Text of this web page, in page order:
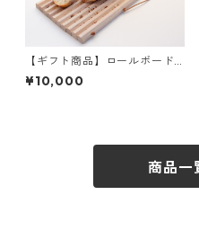
【ギフト商品】ロールボード
とバターナイフセット
¥10,000
商品一